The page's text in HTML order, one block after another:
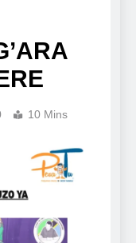
10 Mins